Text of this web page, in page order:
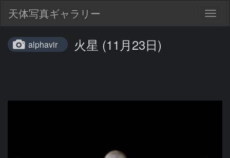
天体写真ギャラリー
alphavir 火星 (11月23日)